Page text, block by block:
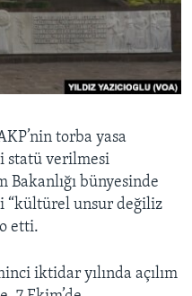
torba yasa
statü verilmesi
bünyesinde
“kültürel unsur değiliz
etti.
iktidar yılında açılım